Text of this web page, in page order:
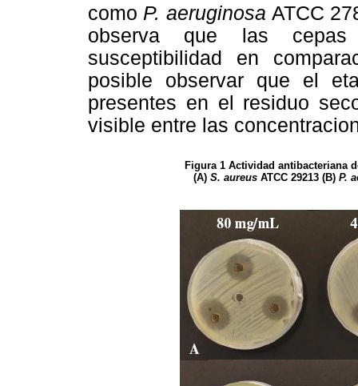
como P. aeruginosaATCC
observa que las cepas
susceptibilidad en
posible observar que el
presentes en el residuo
visible entre las
Figura 1 Actividad antibacteriana
(A) S. aureus ATCC 29213 (B) P.